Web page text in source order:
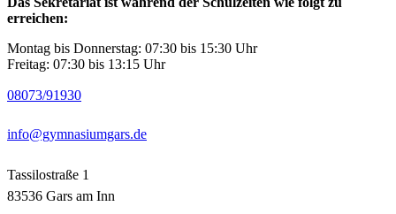
erreichen:
Montag bis Donnerstag: 07:30 bis 15:30 Uhr
Freitag: 07:30 bis 13:15 Uhr
08073/91930
info@gymnasiumgars.de
Tassilostraße 1
83536 Gars am Inn